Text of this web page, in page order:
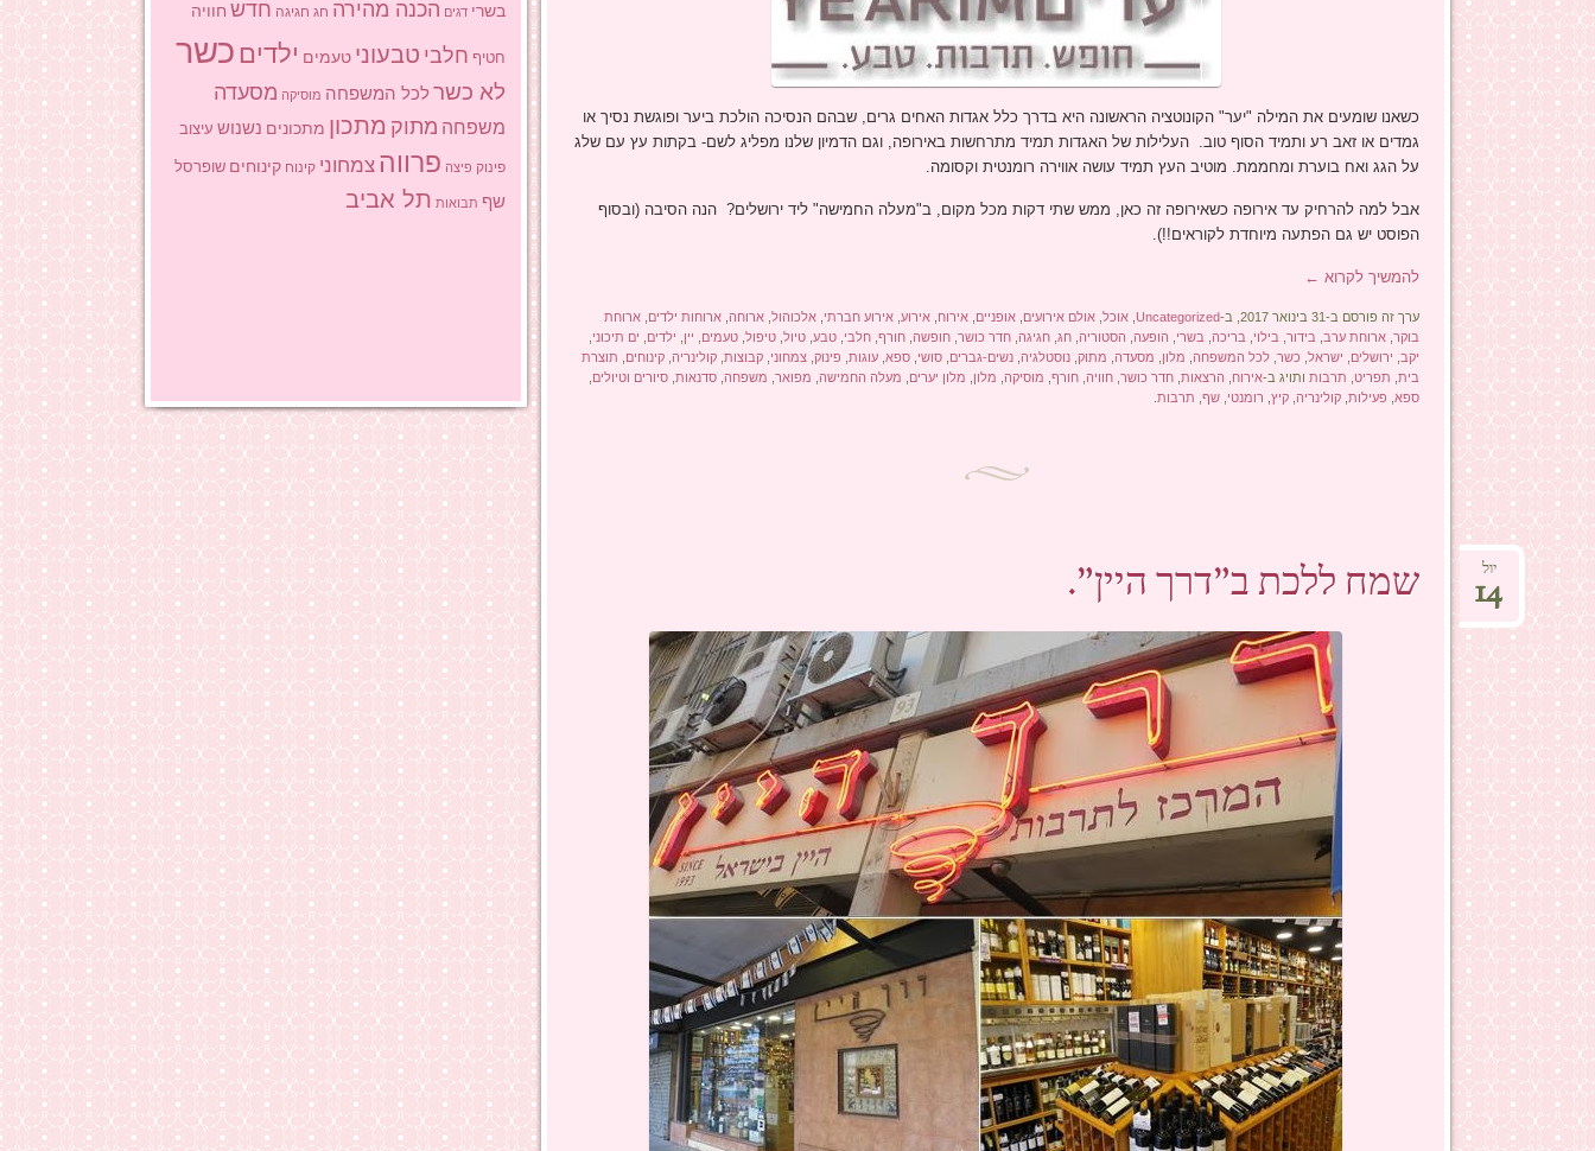
כשאנו שומעים את המילה "יער" הקונוטציה הראשונה היא בדרך כלל אגדות האחים גרים, שבהם הנסיכה הולכת ביער ופוגשת נסיך או
גמדים או זאב רע ותמיד הסוף טוב. העלילות של האגדות תמיד מתרחשות באירופה, וגם הדמיון שלנו מפליג לשם- בקתות עץ עם שלג
על הגג ואח בוערת ומחממת. מוטיב העץ תמיד עושה אווירה רומנטית וקסומה.
אבל למה להרחיק עד אירופה כשאירופה זה כאן, ממש שתי דקות מכל מקום, ב"מעלה החמישה" ליד ירושלים? הנה הסיבה (ובסוף
הפוסט יש גם הפתעה מיוחדת לקוראים!!).
להמשיך לקרוא ←
ערך זה פורסם ב-31 בינואר 2017, ב- Uncategorized אוכל, אולם אירועים אופניים אירוח אירוע, אירוע חברתי אלכוהול, ארוחה, ארוחות ילדים ארוחת
בוקר, ארוחת ערב, בידור, בילוי בריכה, בשרי הופעה, הסטוריה, חג, חגיגה, חדר כושר, חופשה, חורף, חלבי טבע, טיול, טיפול, טעמים יין ילדים ים תיכוני
יקב, ירושלים ישראל, כשר, לכל המשפחה, מלון מסעדה, מתוק, נוסטלגיה, נשים-גברים סושי ספא, עוגות, פינוק, צמחוני קבוצות, קולינריה, קינוחים
תוצרת
בית, תפריט תרבותותויג ב-אירוח הרצאות, חדר כושר, חוויה, חורף, מוסיקה, מלון מלון יערים מעלה החמישה, מפואר, משפחה, סדנאות, סיורים וטיולים
ספא, פעילות, קולינריה, קיץ, רומנטי שף, תרבות.
שמח ללכת ב"דרך היין". יול
14
בשרי דגים הכנה מהירה חג חגיגה חדש חוויה
חטיף חלבי טבעוני טעמים ילדים כשר
לא כשר לכל המשפחה מוסיקה מסעדה
משפחה מתוק מתכון מתכונים נשנוש עיצוב
פינוק פיצה פרווה צמחוני קינוח קינוחים שופרסל
שף תבואות תל אביב